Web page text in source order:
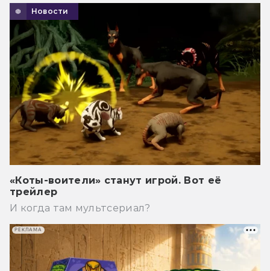
Новости
«Коты-воители» станут игрой. Вот её
трейлер
И когда там мультсериал?
РЕКЛАМА